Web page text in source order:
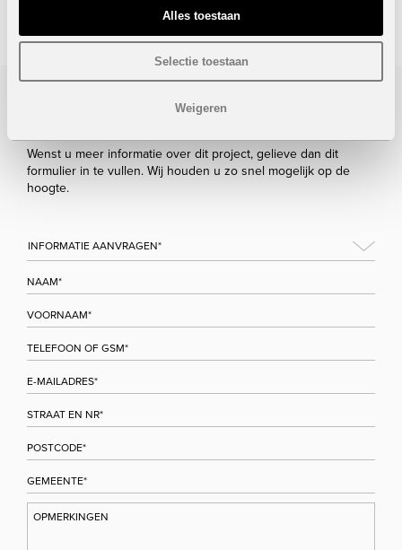
Alles toestaan
Selectie toestaan
Weigeren
STUUR NAAR EEN VRIEND
Bezoek/infoaanvraag
Wenst u meer informatie over dit project, gelieve dan dit
formulier in te vullen. Wij houden u zo snel mogelijk op de
hoogte.